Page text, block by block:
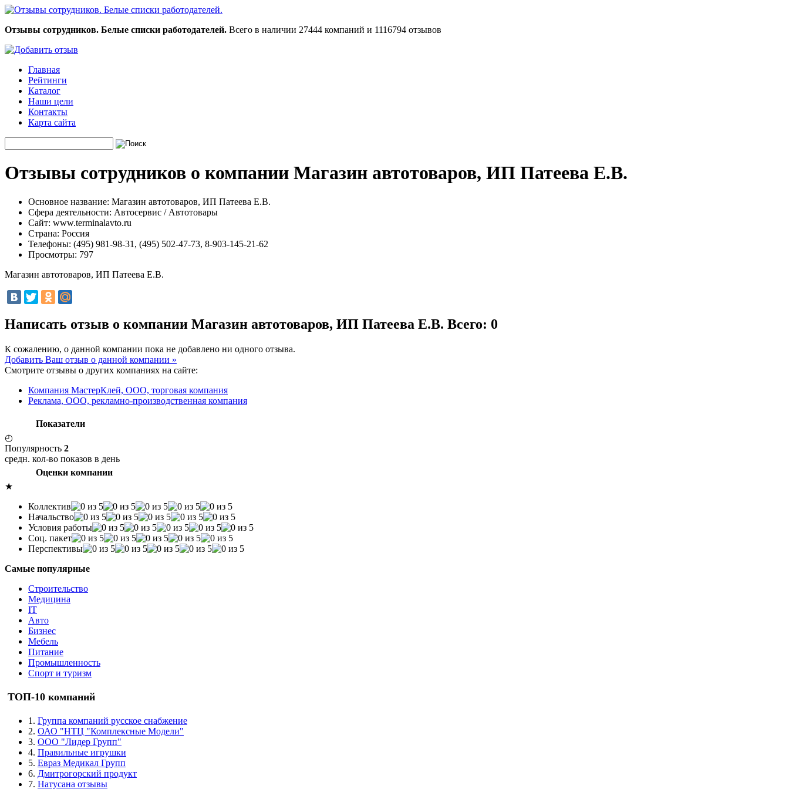
Отзывы сотрудников. Белые списки работодателей. Всего в наличии 27444 компаний и 1116794 отзывов
Главная
Рейтинги
Каталог
Наши цели
Контакты
Карта сайта
Отзывы сотрудников о компании Магазин автотоваров, ИП Патеева Е.В.
Основное название: Магазин автотоваров, ИП Патеева Е.В.
Сфера деятельности: Автосервис / Автотовары
Сайт: www.terminalavto.ru
Страна: Россия
Телефоны: (495) 981-98-31, (495) 502-47-73, 8-903-145-21-62
Просмотры: 797
Магазин автотоваров, ИП Патеева Е.В.
Написать отзыв о компании Магазин автотоваров, ИП Патеева Е.В. Всего: 0
К сожалению, о данной компании пока не добавлено ни одного отзыва.
Добавить Ваш отзыв о данной компании »
Смотрите отзывы о других компаниях на сайте:
Компания МастерКлей, ООО, торговая компания
Реклама, ООО, рекламно-производственная компания
Показатели
◴
Популярность 2
средн. кол-во показов в день
Оценки компании
★
Коллектив
Начальство
Условия работы
Соц. пакет
Перспективы
Самые популярные
Строительство
Медицина
IT
Авто
Бизнес
Мебель
Питание
Промышленность
Спорт и туризм
ТОП-10 компаний
1. Группа компаний русское снабжение
2. ОАО "НТЦ "Комплексные Модели"
3. ООО "Лидер Групп"
4. Правильные игрушки
5. Евраз Медикал Групп
6. Дмитрогорский продукт
7. Натусана отзывы